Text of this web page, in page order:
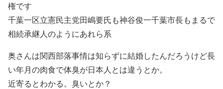
権です
千葉一区立憲民主党田嶋要氏も神谷俊一千葉市長もまるで
相続承継人のようにあれら系
奥さんは関西部落事情は知らずに結婚したんだろうけど長
い年月の肉食で体臭が日本人とは違うとか。
近寄るとわかる。臭いとか？